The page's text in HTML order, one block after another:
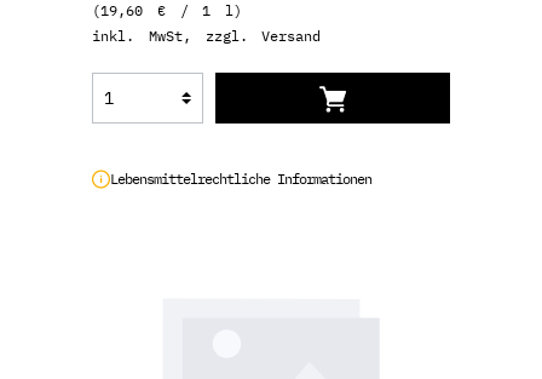
(19,60 € / 1 l)
inkl. MwSt, zzgl. Versand
Lebensmittelrechtliche Informationen